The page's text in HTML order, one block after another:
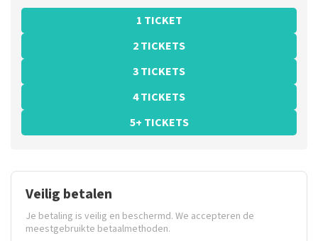
1 TICKET
2 TICKETS
3 TICKETS
4 TICKETS
5+ TICKETS
Veilig betalen
Je betaling is veilig en beschermd. We accepteren de
meestgebruikte betaalmethoden.